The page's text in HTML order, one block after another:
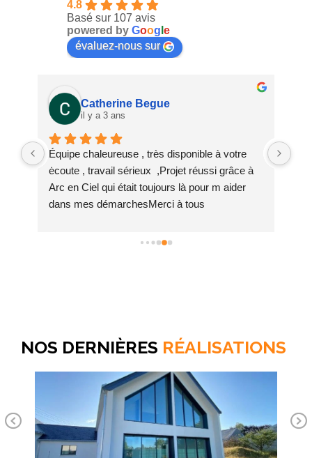
4.8
Basé sur 107 avis
powered by Goog e
évaluez-nous sur
Catherine Begue
il y a 3 ans
Équipe chaleureuse , très disponible à votre
ėcoute , travail sérieux  ,Projet réussi grâce à
Arc en Ciel qui était toujours là pour m aider
dans mes démarchesMerci à tous
NOS DERNIÈRES RÉALISATIONS